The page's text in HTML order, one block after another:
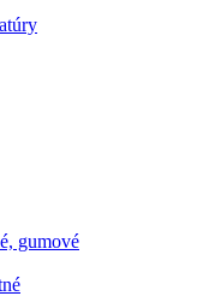
gumové